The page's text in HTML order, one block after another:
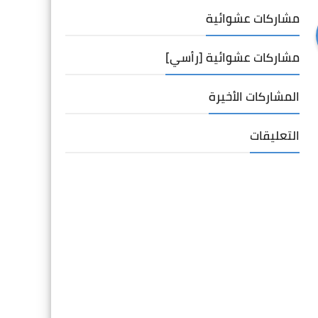
مشاركات عشوائية
مشاركات عشوائية [رأسي]
المشاركات الأخيرة
التعليقات